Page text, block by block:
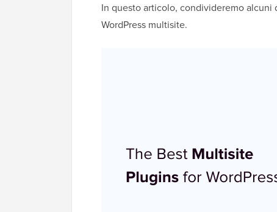
In questo articolo, condivideremo
WordPress multisite.